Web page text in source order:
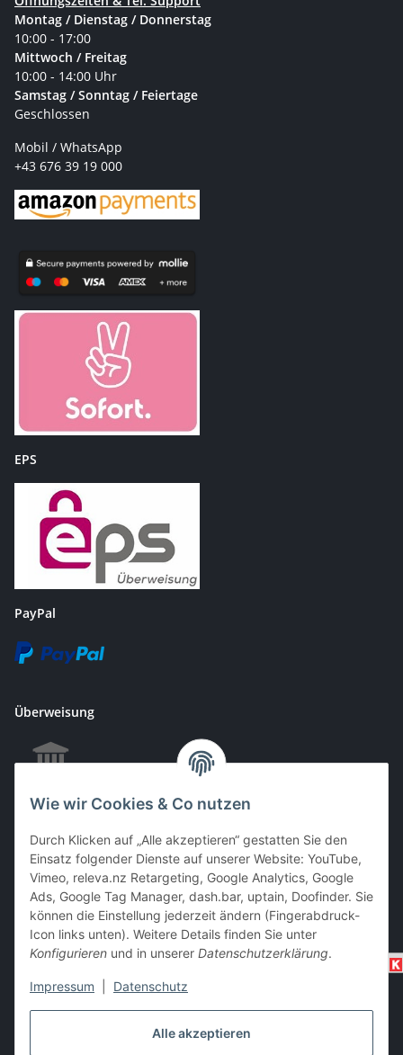
Alle akzeptieren
Wie wir Cookies & Co nutzen
Durch Klicken auf „Alle akzeptieren“ gestatten Sie den
Einsatz folgender Dienste auf unserer Website: YouTube,
Vimeo, releva.nz Retargeting, Google Analytics, Google
Ads, Google Tag Manager, dash.bar, uptain, Doofinder. Sie
können die Einstellung jederzeit ändern (Fingerabdruck-
Icon links unten). Weitere Details finden Sie unter
Konfigurieren und in unserer Datenschutzerklärung.
Impressum Datenschutz
Montag / Dienstag / Donnerstag
10:00 - 17:00
Mittwoch / Freitag
10:00 - 14:00 Uhr
Samstag / Sonntag / Feiertage
Geschlossen
Mobil / WhatsApp
+43 676 39 19 000
EPS
PayPal
Überweisung
EC & Kreditkartenzahlung bei Abholung
Barzahlung bei Abholung
Vertrag widerrufen